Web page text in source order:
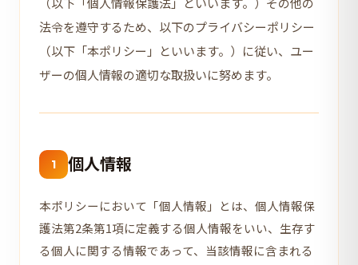
法令を遵守するため、以下のプライバシーポリシー
（以下「本ポリシー」といいます。）に従い、ユー
ザーの個人情報の適切な取扱いに努めます。
1 個人情報
本ポリシーにおいて「個人情報」とは、個人情報保
護法第2条第1項に定義する個人情報をいい、生存す
る個人に関する情報であって、当該情報に含まれる